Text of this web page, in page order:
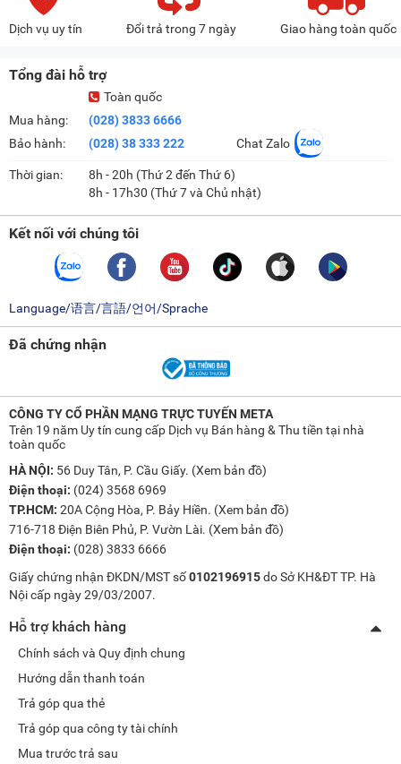
Dịch vụ uy tín Đổi trả trong 7 ngày Giao hàng toàn quốc
Tổng đài hỗ trợ
Mua hàng:
Bảo hành:
Toàn quốc
(028) 3833 6666
(028) 38 333 222
Chat Zalo
Thời gian:
8h - 20h (Thứ 2 đến Thứ 6)
8h - 17h30 (Thứ 7 và Chủ nhật)
Kết nối với chúng tôi
Language/语言/言語/언어/Sprache
Đã chứng nhận
CÔNG TY CỔ PHẦN MẠNG TRỰC TUYẾN META
Trên 19 năm Uy tín cung cấp Dịch vụ Bán hàng & Thu tiền tại nhà
toàn quốc
HÀ NỘI: 56 Duy Tân, P. Cầu Giấy. (Xem bản đồ)
Điện thoại: (024) 3568 6969
TP.HCM: 20A Cộng Hòa, P. Bảy Hiền. (Xem bản đồ)
716-718 Điện Biên Phủ, P. Vườn Lài. (Xem bản đồ)
Điện thoại: (028) 3833 6666
Giấy chứng nhận ĐKDN/MST số0102196915do Sở KH&ĐT TP. Hà
Nội cấp ngày 29/03/2007.
Hỗ trợ khách hàng
Chính sách và Quy định chung
Hướng dẫn thanh toán
Trả góp qua thẻ
Trả góp qua công ty tài chính
Mua trước trả sau